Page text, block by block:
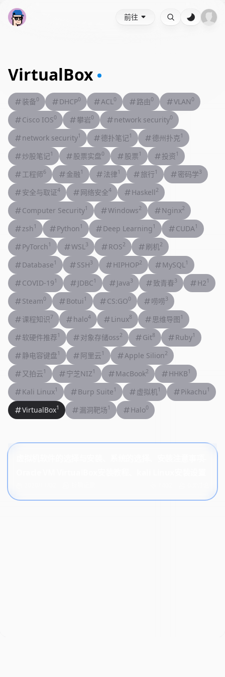
前往
VirtualBox
装备0 DHCP0 ACL0 路由 0 VLAN 0
Cisco IOS0 攀岩0 network security0
network security1 德扑笔记1 德州扑克1
炒股笔记1 股票实盘0 股票1 投资1
工程师6 金融1 法律1 旅行1 密码学3
安全与取证4 网络安全4 Haskell 2
Computer Security1 Windows2 Nginx2
zsh1 Python1 Deep Learning 1 CUDA1
PyTorch1 WSL3 ROS2 刷机2
Database1 SSH3 HIPHOP2 MySQL1
COVID-191 JDBC1 Java3 致青春3 H21
Steam0 Botui 1 CS:GO0 唠唠3
课程知识7 halo4 Linux8 思维导图1
软硬件推荐1 对象存储oss2 Git8 Ruby1
静电容键盘1 阿里云1 Apple Silion2
又拍云1 宁芝NIZ1 MacBook2 HHKB1
Kali Linux1 Burp Suite1 虚拟机1 Pikachu 1
VirtualBox1 漏洞靶场1 Halo0